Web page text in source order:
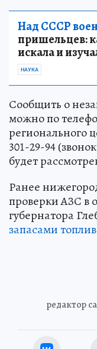
Над СССР
пришельцев:
искала и
НАУКА
Сообщить о
можно по
регионального
301-29-94
будет
Ранее
проверки АЗС в
губернатора
запасами
редактор